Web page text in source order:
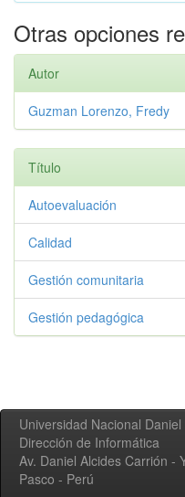
Otras opciones
Autor
Guzman Lorenzo, Fredy
Título
Autoevaluación
Calidad
Gestión comunitaria
Gestión pedagógica
Universidad Nacional
Dirección de Informática
Av. Daniel Alcides Carrión -
Pasco - Perú